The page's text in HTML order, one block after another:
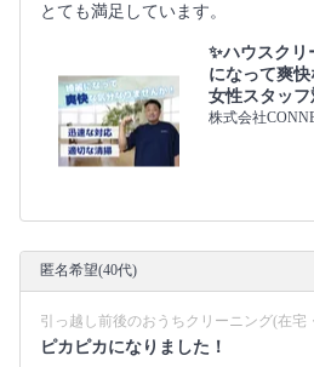
とても満足しています。
✨ハウスクリ
になって爽
女性スタッフ
株式会社
匿名希望(40代)
引っ越し前後のおうちクリーニング(在宅
ピカピカになりました！